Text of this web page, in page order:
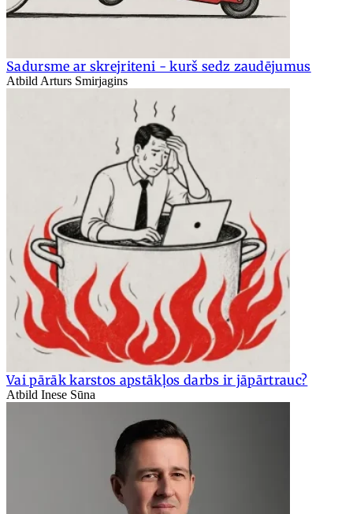
Sadursme ar skrejriteni - kurš sedz zaudējumus
Atbild Arturs Smirjagins
Vai pārāk karstos apstākļos darbs ir jāpārtrauc?
Atbild Inese Sūna